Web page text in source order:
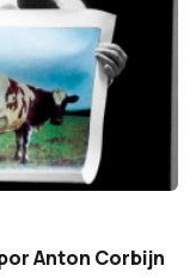
Anton Corbijn